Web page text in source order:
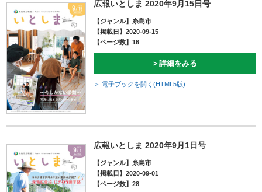
広報いとしま 2020年9月15日号
【ジャンル】糸島市
【掲載日】2020-09-15
【ページ数】16
＞詳細をみる
＞ 電子ブックを開く(HTML5版)
広報いとしま 2020年9月1日号
【ジャンル】糸島市
【掲載日】2020-09-01
【ページ数】28